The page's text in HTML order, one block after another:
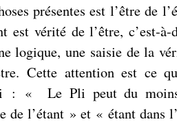
présentes est l’être de
est vérité de l’être, c’est-
logique, une saisie de la
Cette attention est ce
: « Le Pli peut du moins
de l’étant » et « étant dans